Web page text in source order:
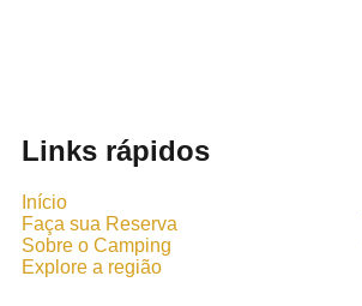
Links rápidos
Início
Faça sua Reserva
Sobre o Camping
Explore a região